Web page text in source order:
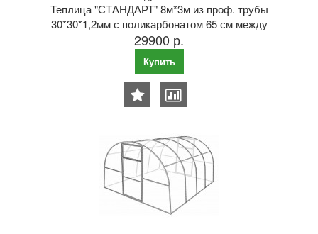
Теплица "СТАНДАРТ" 8м*3м из проф. трубы
30*30*1,2мм с поликарбонатом 65 см между
дугами
29900 р.
Купить